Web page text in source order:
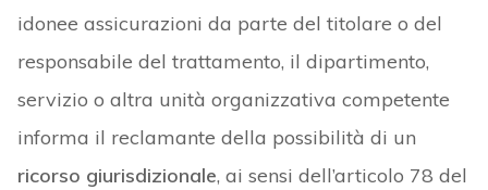
idonee assicurazioni da parte del titolare o del
responsabile del trattamento, il dipartimento,
servizio o altra unità organizzativa competente
informa il reclamante della possibilità di un
ricorso giurisdizionale, ai sensi dell’articolo 78 del